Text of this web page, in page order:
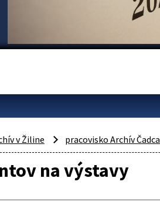
v Žiline pracovisko Archív Čadca
na výstavy